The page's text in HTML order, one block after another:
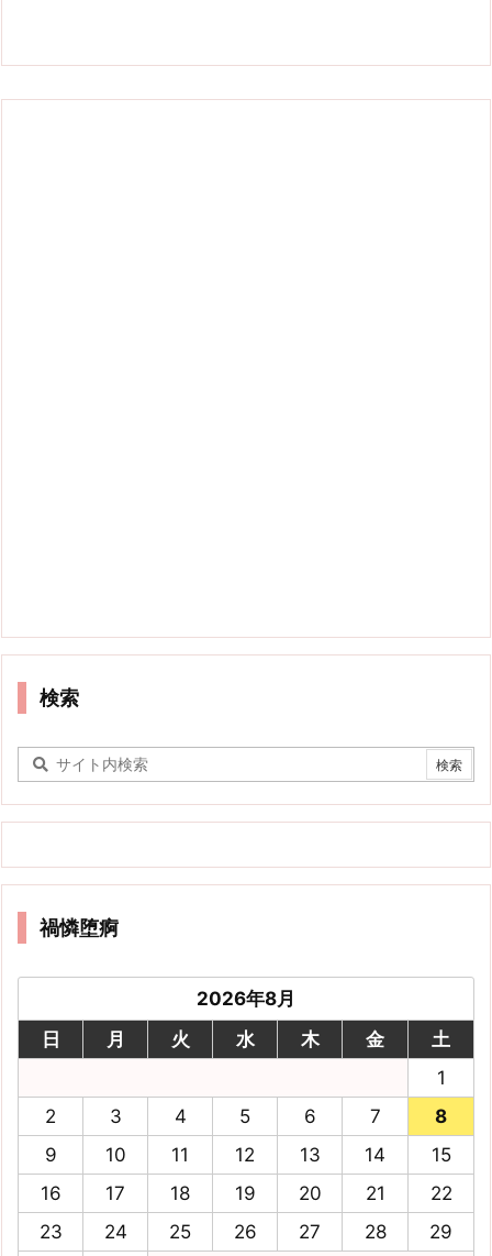
検索
禍憐堕痾
2026年8月
日
月 火 水 木 金
土
1
2
3 4 5 6 7
8
9
10 11 12 13 14
15
16
17 18 19 20 21
22
23
24 25 26 27 28
29